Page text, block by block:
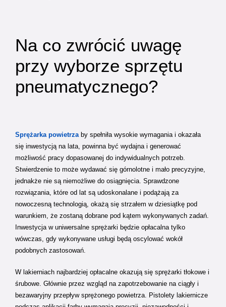
Na co zwrócić uwagę
przy wyborze sprzętu
pneumatycznego?
Sprężarka powietrzaby spełniła wysokie wymagania i okazała
się inwestycją na lata, powinna być wydajna i generować
możliwość pracy dopasowanej do indywidualnych potrzeb.
Stwierdzenie to może wydawać się górnolotne i mało precyzyjne,
jednakże nie są niemożliwe do osiągnięcia. Sprawdzone
rozwiązania, które od lat są udoskonalane i podążają za
nowoczesną technologią, okażą się strzałem w dziesiątkę pod
warunkiem, że zostaną dobrane pod kątem wykonywanych zadań.
Inwestycja w uniwersalne sprężarki będzie opłacalna tylko
wówczas, gdy wykonywane usługi będą oscylować wokół
podobnych zastosowań.
W lakierniach najbardziej opłacalne okazują się sprężarki tłokowe i
śrubowe. Głównie przez wzgląd na zapotrzebowanie na ciągły i
bezawaryjny przepływ sprężonego powietrza. Pistolety lakiernicze